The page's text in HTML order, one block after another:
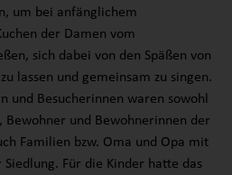
um bei anfänglichem
der Damen vom
sich dabei von den Späßen von
lassen und gemeinsam zu singen.
und Besucherinnen waren sowohl
Bewohner und Bewohnerinnen der
Familien bzw. Oma und Opa mit
Für die Kinder hatte das